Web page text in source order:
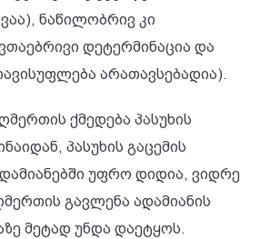
ნაწილობრივ კი
დეტერმინაცია და
არათავსებადია).
ქმედება პასუხის
პასუხის გაცემის
უფრო დიდია, ვიდრე
გავლენა ადამიანის
მეტად უნდა დაეტყოს.